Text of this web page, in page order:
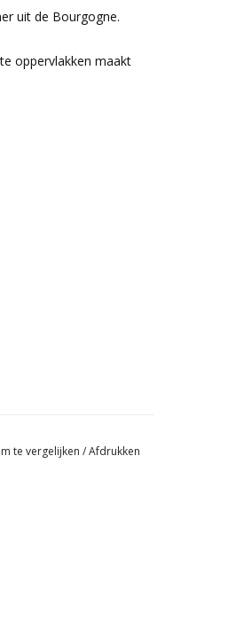
uit de Bourgogne.
oppervlakken maakt
te vergelijken /Afdrukken